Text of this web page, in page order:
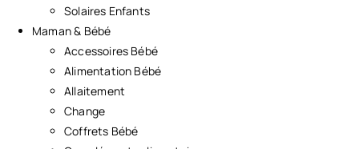
Solaires Enfants
Maman & Bébé
Accessoires Bébé
Alimentation Bébé
Allaitement
Change
Coffrets Bébé